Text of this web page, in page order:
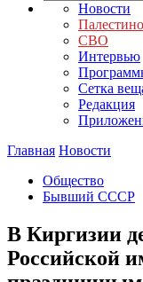
Новости
СВО
Интервью
Сетка
Редакция
Главная Новости
Общество
Бывший СССР
В Киргизии
Российской